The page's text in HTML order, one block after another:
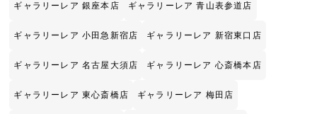
ギャラリーレア 銀座本店 ギャラリーレア 青山表参道店
ギャラリーレア 小田急新宿店 ギャラリーレア 新宿東口店
ギャラリーレア 名古屋大須店 ギャラリーレア 心斎橋本店
ギャラリーレア 東心斎橋店 ギャラリーレア 梅田店